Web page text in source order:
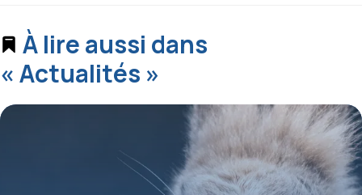
À lire aussi dans
« Actualités »